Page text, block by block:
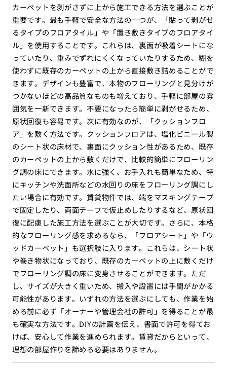
カーペットを剥がさずに上から施工できる方法を選ぶことが
重要です。最も手軽で安全な方法の一つが、「貼って剥がせ
るタイプのフロアタイル」や「置き敷きタイプのフロアタイ
ル」を使用することです。これらは、裏面が吸着シートにな
っていたり、重みでずれにくくなっていたりするため、糊を
使わずに既存のカーペットの上から直接敷き詰めることがで
きます。デザインも豊富で、本物のフローリングと見分けが
つかないほどの高品質なものも増えており、手軽に部屋の雰
囲気を一新できます。不要になったら簡単に剥がせるため、
原状回復も容易です。次に有効なのが、「クッションフロ
ア」を敷く方法です。クッションフロアは、塩化ビニール製
のシート状の床材で、裏面にクッション性があるため、既存
のカーペットの上から敷くだけで、比較的簡単にフローリン
グ調の床にできます。水に強く、お手入れも簡単なため、特
にキッチンや洗面所などの水回りの床をフローリング調にし
たい場合に有効です。賃貸物件では、端をマスキングテープ
で固定したり、両面テープで仮止めしたりするなど、原状回
復に配慮した施工方法を選ぶことが大切です。さらに、本格
的なフローリング感を求めるなら、「フロアシート」や「ウ
ッドカーペット」も選択肢に入ります。これらは、シート状
や巻き物状になっており、既存のカーペットの上に敷くだけ
でフローリング調の床に変身させることができます。ただ
し、サイズが大きく重いため、搬入や設置には手間がかかる
可能性があります。いずれの方法を選ぶにしても、作業を始
める前に必ず「オーナーや管理会社の許可」を得ることが最
も確実な方法です。DIYの計画を伝え、書面で許可を得てお
けば、安心して作業を進められます。賃貸だからといって、
理想の部屋作りを諦める必要はありません。